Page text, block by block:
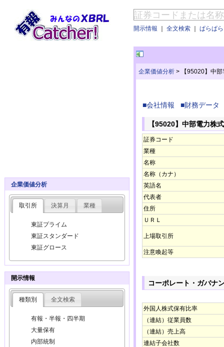
開示情報 ｜ 全文検索 ｜ ぱらぱ
企業価値分析 > 【95020】中
■会社情報 ■財務データ
【95020】中部電力株
証券コード
業種
名称
名称（カナ）
英語名
代表者
住所
ＵＲＬ
上場取引所
注意喚起等
コーポレート・ガバナ
外国人株式保有比率
（連結）従業員数
（連結）売上高
連結子会社数
企業価値分析
取引所 決算月 業種
東証プライム
東証スタンダード
東証グロース
開示情報
種類別 全文検索
有報・半報・四半期
大量保有
内部統制